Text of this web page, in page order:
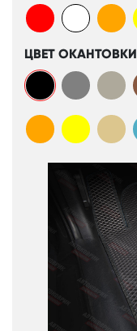
ЦВЕТ ОКАНТОВКИ